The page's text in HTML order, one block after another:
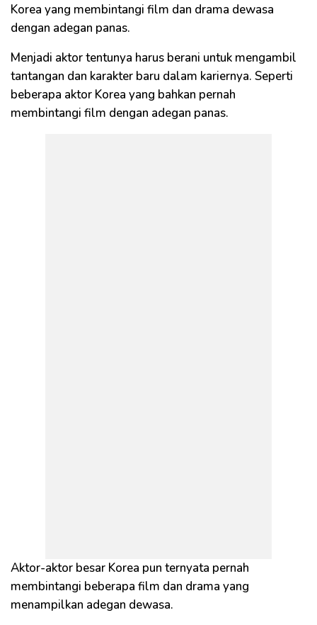
Korea yang membintangi film dan drama dewasa
dengan adegan panas.
Menjadi aktor tentunya harus berani untuk mengambil
tantangan dan karakter baru dalam kariernya. Seperti
beberapa aktor Korea yang bahkan pernah
membintangi film dengan adegan panas.
Aktor-aktor besar Korea pun ternyata pernah
membintangi beberapa film dan drama yang
menampilkan adegan dewasa.